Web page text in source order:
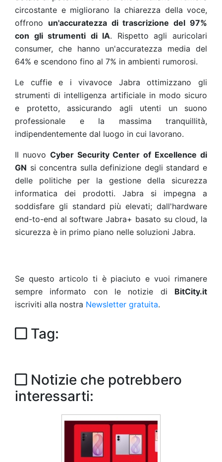
circostante e migliorano la chiarezza della voce,
offrono un'accuratezza di trascrizione del 97%
con gli strumenti di IA. Rispetto agli auricolari
consumer, che hanno un'accuratezza media del
64% e scendono fino al 7% in ambienti rumorosi.
Le cuffie e i vivavoce Jabra ottimizzano gli
strumenti di intelligenza artificiale in modo sicuro
e protetto, assicurando agli utenti un suono
professionale e la massima tranquillità,
indipendentemente dal luogo in cui lavorano.
Il nuovo Cyber Security Center of Excellence di
GN si concentra sulla definizione degli standard e
delle politiche per la gestione della sicurezza
informatica dei prodotti. Jabra si impegna a
soddisfare gli standard più elevati; dall'hardware
end-to-end al software Jabra+ basato su cloud, la
sicurezza è in primo piano nelle soluzioni Jabra.
Se questo articolo ti è piaciuto e vuoi rimanere
sempre informato con le notizie di BitCity.it
iscriviti alla nostra Newsletter gratuita.
Tag:
Notizie che potrebbero
interessarti: